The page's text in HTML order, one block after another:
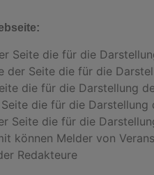
Seite die für die
der Seite die für die
die für die Darstellung
die für die
Seite die für die
können Melder von
Redakteure